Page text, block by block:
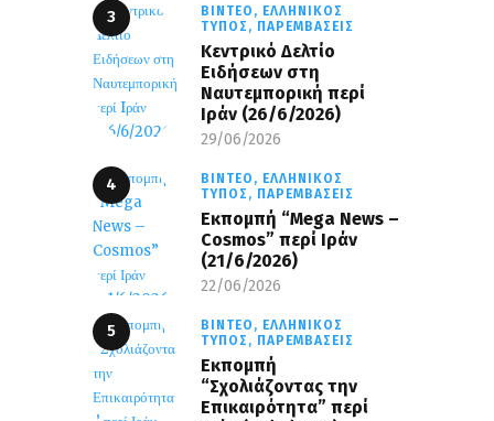
ΒΊΝΤΕΟ, ΕΛΛΗΝΙΚΌΣ
ΤΎΠΟΣ, ΠΑΡΕΜΒΆΣΕΙΣ
Κεντρικό Δελτίο
Ειδήσεων στη
Ναυτεμπορική περί
Iράν (26/6/2026)
29/06/2026
ΒΊΝΤΕΟ, ΕΛΛΗΝΙΚΌΣ
ΤΎΠΟΣ, ΠΑΡΕΜΒΆΣΕΙΣ
Eκπομπή “Mega News –
Cosmos” περί Ιράν
(21/6/2026)
22/06/2026
ΒΊΝΤΕΟ, ΕΛΛΗΝΙΚΌΣ
ΤΎΠΟΣ, ΠΑΡΕΜΒΆΣΕΙΣ
Εκπομπή
“Σχολιάζοντας την
Επικαιρότητα” περί